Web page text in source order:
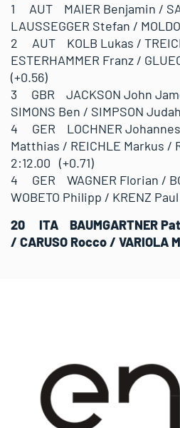
1 AUT MAIER Benjamin /
LAUSSEGGER Stefan /
2 AUT KOLB Lukas /
ESTERHAMMER Franz /
(+0.56)
3 GBR JACKSON John
SIMONS Ben / SIMPSON
4 GER LOCHNER Johannes
Matthias / REICHLE Markus /
2:12.00 (+0.71)
4 GER WAGNER Florian /
WOBETO Philipp / KRENZ
20 ITA BAUMGARTNER
/ CARUSO Rocco / VARIOLA